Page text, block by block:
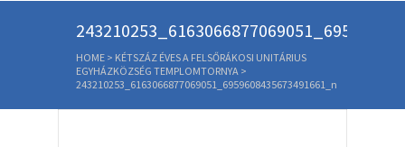
HOME > KÉTSZÁZ ÉVES A FELSŐRÁKOSI UNITÁRIUS
EGYHÁZKÖZSÉG TEMPLOMTORNYA >
243210253_6163066877069051_6959608435673491661_n